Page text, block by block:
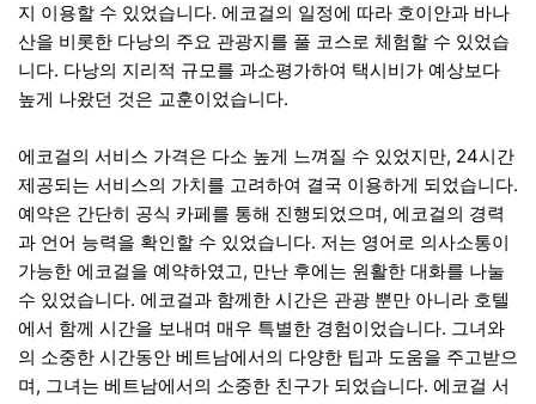
지 이용할 수 있었습니다. 에코걸의 일정에 따라 호이안과 바나
산을 비롯한 다낭의 주요 관광지를 풀 코스로 체험할 수 있었습
니다. 다낭의 지리적 규모를 과소평가하여 택시비가 예상보다
높게 나왔던 것은 교훈이었습니다.
에코걸의 서비스 가격은 다소 높게 느껴질 수 있었지만, 24시간
제공되는 서비스의 가치를 고려하여 결국 이용하게 되었습니다.
예약은 간단히 공식 카페를 통해 진행되었으며, 에코걸의 경력
과 언어 능력을 확인할 수 있었습니다. 저는 영어로 의사소통이
가능한 에코걸을 예약하였고, 만난 후에는 원활한 대화를 나눌
수 있었습니다. 에코걸과 함께한 시간은 관광 뿐만 아니라 호텔
에서 함께 시간을 보내며 매우 특별한 경험이었습니다. 그녀와
의 소중한 시간동안 베트남에서의 다양한 팁과 도움을 주고받으
며, 그녀는 베트남에서의 소중한 친구가 되었습니다. 에코걸 서